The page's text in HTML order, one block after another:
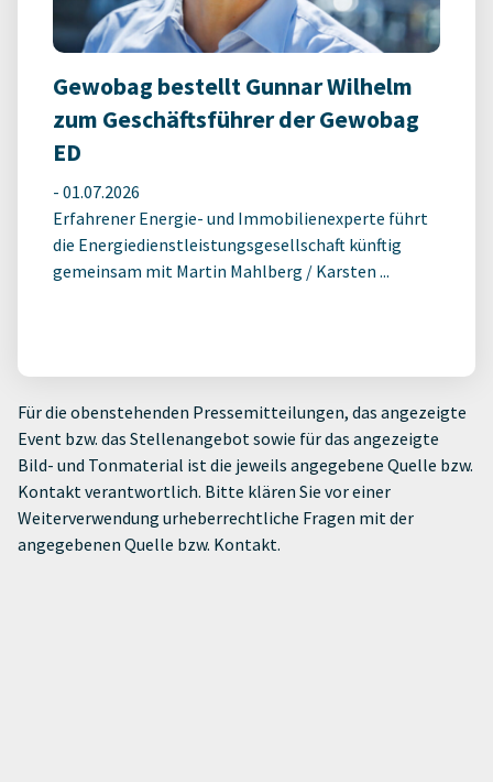
Gewobag bestellt Gunnar Wilhelm
zum Geschäftsführer der Gewobag
ED
- 01.07.2026
Erfahrener Energie- und Immobilienexperte führt
die Energiedienstleistungsgesellschaft künftig
gemeinsam mit Martin Mahlberg / Karsten ...
Für die obenstehenden Pressemitteilungen, das angezeigte
Event bzw. das Stellenangebot sowie für das angezeigte
Bild- und Tonmaterial ist die jeweils angegebene Quelle bzw.
Kontakt verantwortlich. Bitte klären Sie vor einer
Weiterverwendung urheberrechtliche Fragen mit der
angegebenen Quelle bzw. Kontakt.